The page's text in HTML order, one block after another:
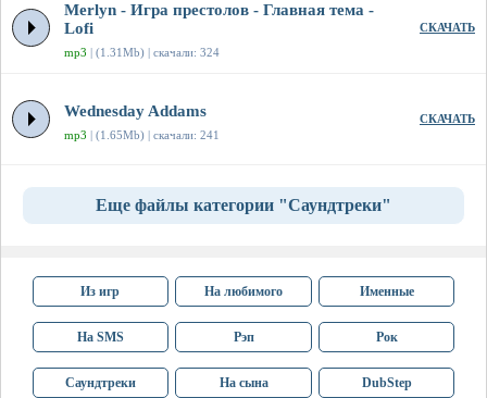
Merlyn - Игра престолов - Главная тема -
Lofi
mp3 | (1.31Mb) | скачали: 324
СКАЧАТЬ
Wednesday Addams
mp3 | (1.65Mb) | скачали: 241
СКАЧАТЬ
Еще файлы категории "Саундтреки"
Из игр На любимого Именные
На SMS Рэп Рок
Саундтреки На сына DubStep